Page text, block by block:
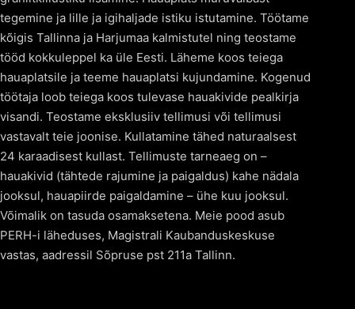
tegemine ja lille ja igihaljade istiku istutamine. Töötame
kõigis Tallinna ja Harjumaa kalmistutel ning teostame
tööd kokkuleppel ka üle Eesti. Läheme koos teiega
hauaplatsile ja teeme hauaplatsi kujundamine. Kogenud
töötaja loob teiega koos tulevase hauakivide pealkirja
visandi. Teostame eksklusiiv tellimusi või tellimusi
vastavalt teie joonise. Kullatamine tähed naturaalsest
24 karaadisest kullast. Tellimuste tarneaeg on –
hauakivid (tähtede rajumine ja paigaldus) kahe nädala
jooksul, hauapiirde paigaldamine – ühe kuu jooksul.
Võimalik on tasuda osamaksetena. Meie pood asub
PERH-i läheduses, Magistrali Kaubanduskeskuse
vastas, aadressil Sõpruse pst 211a Tallinn.